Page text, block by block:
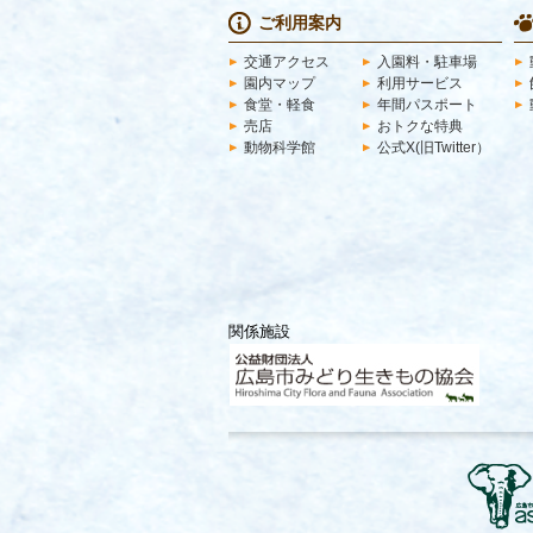
ご利用案内
交通アクセス
入園料・駐車場
園内マップ
利用サービス
食堂・軽食
年間パスポート
売店
おトクな特典
動物科学館
公式X(旧Twitter）
関係施設